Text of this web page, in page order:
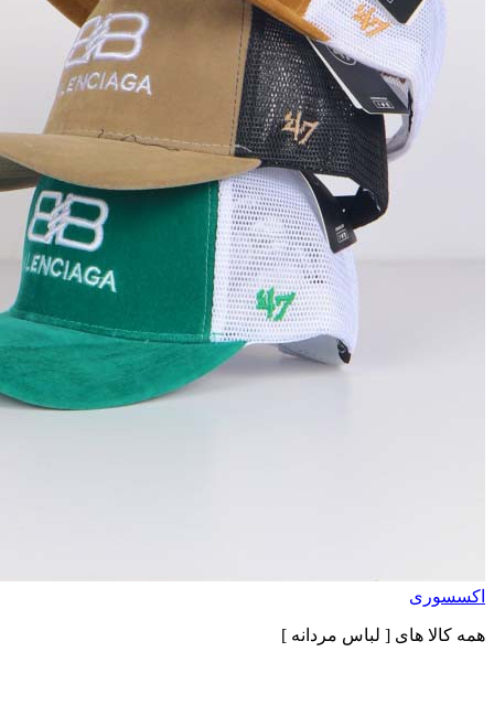
اکسسوری
همه کالا های [ لباس مردانه ]